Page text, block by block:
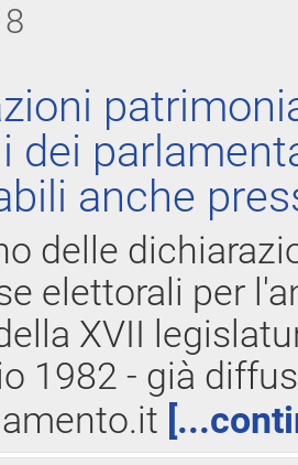
dei
anche
delle
elettorali per
XVII
1982 - già